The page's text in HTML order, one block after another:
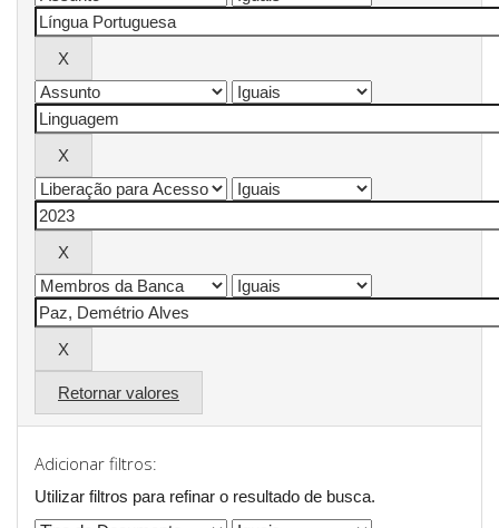
Retornar valores
Adicionar filtros:
Utilizar filtros para refinar o resultado de busca.